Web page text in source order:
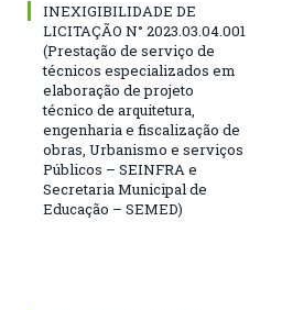
INEXIGIBILIDADE DE
LICITAÇÃO N° 2023.03.04.001
(Prestação de serviço de
técnicos especializados em
elaboração de projeto
técnico de arquitetura,
engenharia e fiscalização de
obras, Urbanismo e serviços
Públicos – SEINFRA e
Secretaria Municipal de
Educação – SEMED)